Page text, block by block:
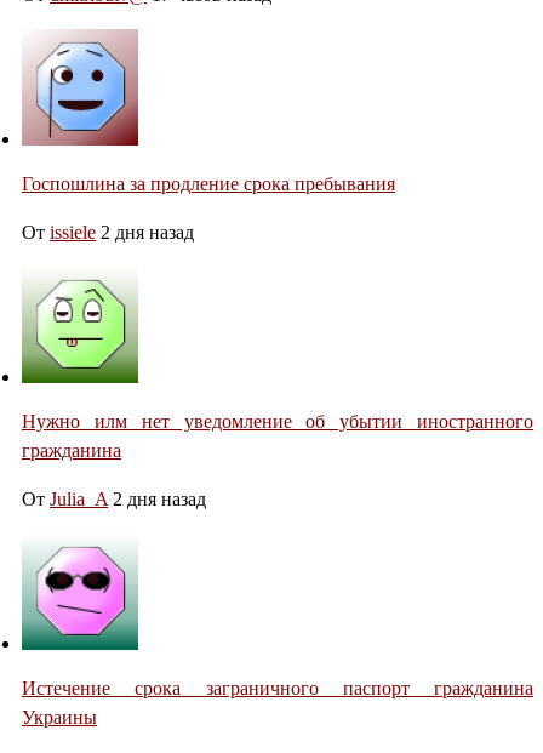
Госпошлина за продление срока пребывания
От issiele 2 дня назад
Нужно илм нет уведомление об убытии иностранного
гражданина
От Julia_A 2 дня назад
Истечение срока заграничного паспорт гражданина
Украины